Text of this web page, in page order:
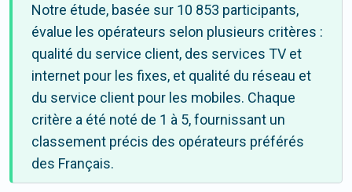
Notre étude, basée sur 10 853 participants,
évalue les opérateurs selon plusieurs critères :
qualité du service client, des services TV et
internet pour les fixes, et qualité du réseau et
du service client pour les mobiles. Chaque
critère a été noté de 1 à 5, fournissant un
classement précis des opérateurs préférés
des Français.